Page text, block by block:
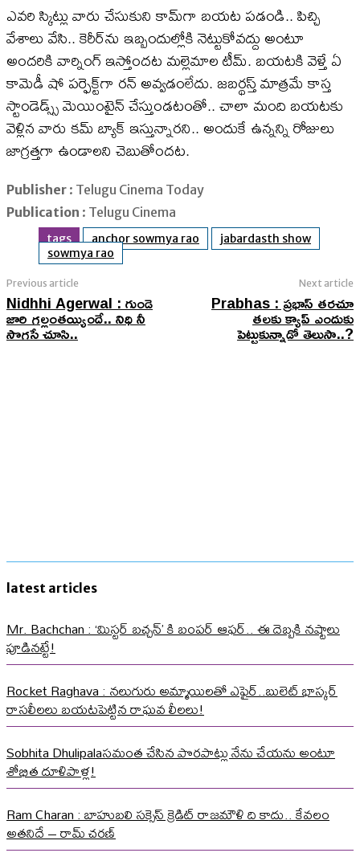
ఎవరి స్కిట్లు వారు చేసుకుని కామ్‌గా బయట పడండి.. పిచ్చి
వేశాలు వేసి.. కెరీర్‌ను ఇబ్బందుల్లోకి నెట్టుకోవద్దు అంటూ
అందరికి వార్నింగ్ ఇస్తోందట మల్లెమాల టీమ్. బయటకి వెళ్తే ఏ
కామెడీ షో పర్ఫెక్ట్‌గా రన్ అవ్వడంలేదు. జబర్థస్త్ మాత్రమే కాస్త
స్టాండెడ్స్స్ మెయింటైన్ చేస్తుండటంతో.. చాలా మంది బయటకు
వెళ్లిన వారు కమ్ బ్యాక్ ఇస్తున్నారని.. అందుకే ఉన్నన్ని రోజులు
జాగ్రత్తగా ఉండాలని చెబుతోందట.
Publisher : Telugu Cinema Today
Publication : Telugu Cinema
tags anchor sowmya rao
jabardasth show
sowmya rao
Previous article
Nidhhi Agerwal : గుండె
జారి గల్లంతయ్యిందే.. నిధి నీ
సొగసే చూసి..
Next article
Prabhas : ప్రభాస్ తరచూ
తలకు క్యాప్ ఎందుకు
పెట్టుకున్నాడో తెలుసా..?
latest articles
Mr. Bachchan : ‘మిస్టర్ బచ్చన్’ కి బంపర్ ఆఫర్.. ఈ దెబ్బకి నష్టాలు
పూడినట్టే!
Rocket Raghava : నలుగురు అమ్మాయిలతో ఎఫైర్..బులెట్ భాస్కర్
రాసలీలలు బయటపెట్టిన రాఘవ లీలలు!
Sobhita Dhulipalaసమంత చేసిన పొరపాట్లు నేను చేయను అంటూ
శోభిత దూళిపాళ్ల!
Ram Charan : బాహుబలి సక్సెస్ క్రెడిట్ రాజమౌళి ది కాదు.. కేవలం
అతనిదే – రామ్ చరణ్